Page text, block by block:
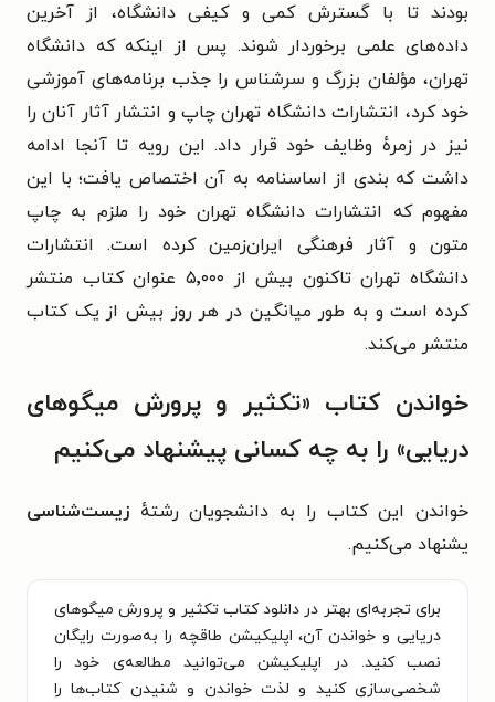
بودند تا با گسترش کمی و کیفی دانشگاه، از آخرین
داده‌های علمی برخوردار شوند. پس از اینکه که دانشگاه
تهران، مؤلفان بزرگ و سرشناس را جذب برنامه‌های آموزشی
خود کرد، انتشارات دانشگاه تهران چاپ و انتشار آثار آنان را
نیز در زمرهٔ وظایف خود قرار داد. این رویه تا آنجا ادامه
داشت که بندی از اساسنامه به آن اختصاص یافت؛ با این
مفهوم که انتشارات دانشگاه تهران خود را ملزم به چاپ
متون و آثار فرهنگی ایران‌زمین کرده است. انتشارات
دانشگاه تهران تاکنون بیش از ۵٬۰۰۰ عنوان کتاب منتشر
کرده است و به طور میانگین در هر روز بیش از یک کتاب
منتشر می‌کند.
خواندن کتاب «تکثیر و پرورش میگوهای
دریایی» را به چه کسانی پیشنهاد می‌کنیم
خواندن این کتاب را به دانشجویان رشتهٔ زیست‌شناسی
یشنهاد می‌کنیم.
برای تجربه‌ای بهتر در دانلود کتاب تکثیر و پرورش میگوهای
دریایی و خواندن آن، اپلیکیشن طاقچه را به‌صورت رایگان
نصب کنید. در اپلیکیشن می‌توانید مطالعه‌ی خود را
شخصی‌سازی کنید و لذت خواندن و شنیدن کتاب‌ها را